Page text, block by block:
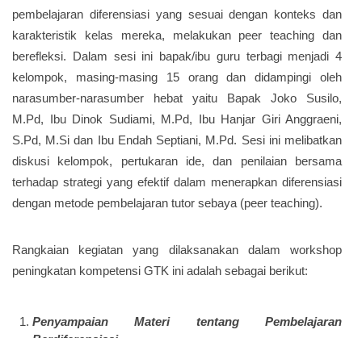
pembelajaran diferensiasi yang sesuai dengan konteks dan
karakteristik kelas mereka, melakukan peer teaching dan
berefleksi. Dalam sesi ini bapak/ibu guru terbagi menjadi 4
kelompok, masing-masing 15 orang dan didampingi oleh
narasumber-narasumber hebat yaitu Bapak Joko Susilo,
M.Pd, Ibu Dinok Sudiami, M.Pd, Ibu Hanjar Giri Anggraeni,
S.Pd, M.Si dan Ibu Endah Septiani, M.Pd. Sesi ini melibatkan
diskusi kelompok, pertukaran ide, dan penilaian bersama
terhadap strategi yang efektif dalam menerapkan diferensiasi
dengan metode pembelajaran tutor sebaya (peer teaching).
Rangkaian kegiatan yang dilaksanakan dalam workshop
peningkatan kompetensi GTK ini adalah sebagai berikut:
Penyampaian Materi tentang Pembelajaran